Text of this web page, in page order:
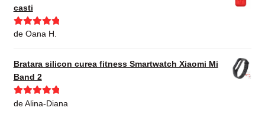
casti
Evaluat la5
de Oana H.
Bratara silicon curea fitness Smartwatch Xiaomi Mi
Band 2
Evaluat la5
de Alina-Diana